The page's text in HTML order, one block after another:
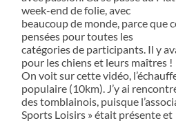
week-end de folie, avec
beaucoup de monde, parce que
pensées pour toutes les
catégories de participants. Il y
pour les chiens et leurs maîtres !
On voit sur cette vidéo,
populaire (10km). J’y ai
des tomblainois, puisque
Sports Loisirs » était présente et